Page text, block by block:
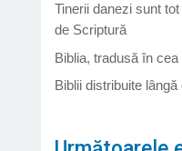
Tinerii danezi sunt
de Scriptură
Biblia, tradusă în
Biblii distribuite